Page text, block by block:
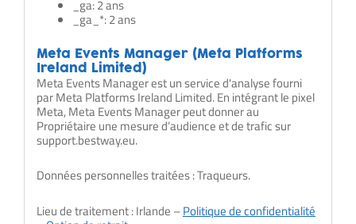
_ga: 2 ans
_ga_*: 2 ans
Meta Events Manager (Meta Platforms
Ireland Limited)
Meta Events Manager est un service d'analyse fourni
par Meta Platforms Ireland Limited. En intégrant le pixel
Meta, Meta Events Manager peut donner au
Propriétaire une mesure d’audience et de trafic sur
support.bestway.eu.
Données personnelles traitées : Traqueurs.
Lieu de traitement : Irlande –Politique de confidentialité